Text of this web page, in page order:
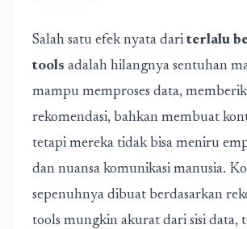
Salah satu efek nyata dari terlalu
tools adalah hilangnya sentuhan
mampu memproses data,
rekomendasi, bahkan membuat
tetapi mereka tidak bisa meniru
dan nuansa komunikasi manusia.
sepenuhnya dibuat berdasarkan
tools mungkin akurat dari sisi data,